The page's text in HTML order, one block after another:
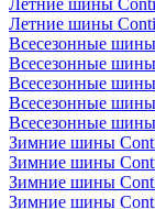
Летние шины
Летние шины
Всесезонные
Всесезонные
Всесезонные
Всесезонные шины
Всесезонные шины
Зимние шины
Зимние шины
Зимние шины
Зимние шины